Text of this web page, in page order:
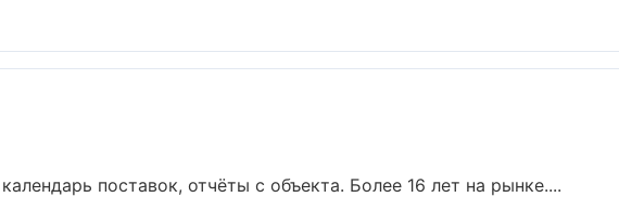
поставок, отчёты с объекта. Более 16 лет на рынке....